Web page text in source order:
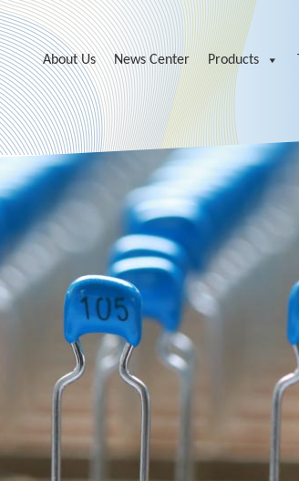
About Us News Center Products